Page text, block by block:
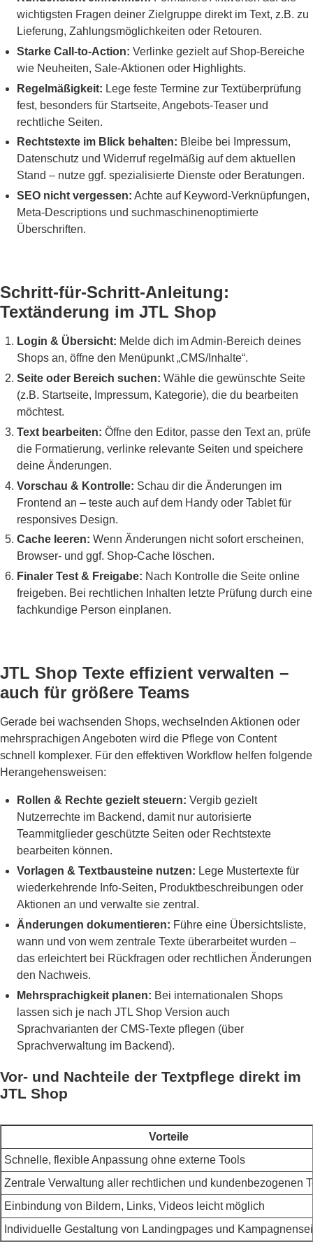
wichtigsten Fragen deiner Zielgruppe direkt im Text, z.B. zu
Lieferung, Zahlungsmöglichkeiten oder Retouren.
Starke Call-to-Action: Verlinke gezielt auf Shop-Bereiche
wie Neuheiten, Sale-Aktionen oder Highlights.
Regelmäßigkeit: Lege feste Termine zur Textüberprüfung
fest, besonders für Startseite, Angebots-Teaser und
rechtliche Seiten.
Rechtstexte im Blick behalten: Bleibe bei Impressum,
Datenschutz und Widerruf regelmäßig auf dem aktuellen
Stand – nutze ggf. spezialisierte Dienste oder Beratungen.
SEO nicht vergessen: Achte auf Keyword-Verknüpfungen,
Meta-Descriptions und suchmaschinenoptimierte
Überschriften.
Schritt-für-Schritt-Anleitung:
Textänderung im JTL Shop
Login & Übersicht: Melde dich im Admin-Bereich deines
Shops an, öffne den Menüpunkt „CMS/Inhalte“.
Seite oder Bereich suchen: Wähle die gewünschte Seite
(z.B. Startseite, Impressum, Kategorie), die du bearbeiten
möchtest.
Text bearbeiten: Öffne den Editor, passe den Text an, prüfe
die Formatierung, verlinke relevante Seiten und speichere
deine Änderungen.
Vorschau & Kontrolle: Schau dir die Änderungen im
Frontend an – teste auch auf dem Handy oder Tablet für
responsives Design.
Cache leeren: Wenn Änderungen nicht sofort erscheinen,
Browser- und ggf. Shop-Cache löschen.
Finaler Test & Freigabe: Nach Kontrolle die Seite online
freigeben. Bei rechtlichen Inhalten letzte Prüfung durch eine
fachkundige Person einplanen.
JTL Shop Texte effizient verwalten –
auch für größere Teams
Gerade bei wachsenden Shops, wechselnden Aktionen oder
mehrsprachigen Angeboten wird die Pflege von Content
schnell komplexer. Für den effektiven Workflow helfen folgende
Herangehensweisen:
Rollen & Rechte gezielt steuern: Vergib gezielt
Nutzerrechte im Backend, damit nur autorisierte
Teammitglieder geschützte Seiten oder Rechtstexte
bearbeiten können.
Vorlagen & Textbausteine nutzen: Lege Mustertexte für
wiederkehrende Info-Seiten, Produktbeschreibungen oder
Aktionen an und verwalte sie zentral.
Änderungen dokumentieren: Führe eine Übersichtsliste,
wann und von wem zentrale Texte überarbeitet wurden –
das erleichtert bei Rückfragen oder rechtlichen Änderungen
den Nachweis.
Mehrsprachigkeit planen: Bei internationalen Shops
lassen sich je nach JTL Shop Version auch
Sprachvarianten der CMS-Texte pflegen (über
Sprachverwaltung im Backend).
Vor- und Nachteile der Textpflege direkt im
JTL Shop
Vorteile
Schnelle, flexible Anpassung ohne externe Tools
Zentrale Verwaltung aller rechtlichen und kundenbezogenen
Einbindung von Bildern, Links, Videos leicht möglich
Individuelle Gestaltung von Landingpages und